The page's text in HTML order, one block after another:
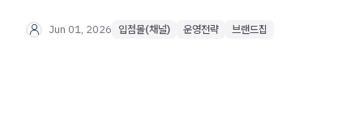
과도한 리소스를 쓰는 문제와 통합 정산 관리의 필요성을
Jun 01, 2026 입점몰(채널) 운영전략 브랜드집